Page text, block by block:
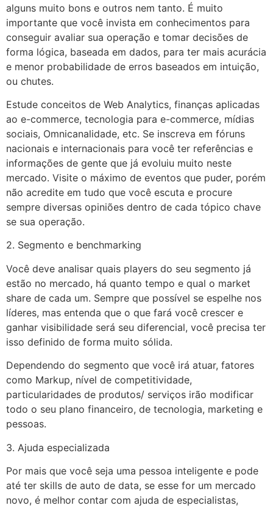
alguns muito bons e outros nem tanto. É muito
importante que você invista em conhecimentos para
conseguir avaliar sua operação e tomar decisões de
forma lógica, baseada em dados, para ter mais acurácia
e menor probabilidade de erros baseados em intuição,
ou chutes.
Estude conceitos de Web Analytics, finanças aplicadas
ao e-commerce, tecnologia para e-commerce, mídias
sociais, Omnicanalidade, etc. Se inscreva em fóruns
nacionais e internacionais para você ter referências e
informações de gente que já evoluiu muito neste
mercado. Visite o máximo de eventos que puder, porém
não acredite em tudo que você escuta e procure
sempre diversas opiniões dentro de cada tópico chave
se sua operação.
2. Segmento e benchmarking
Você deve analisar quais players do seu segmento já
estão no mercado, há quanto tempo e qual o market
share de cada um. Sempre que possível se espelhe nos
líderes, mas entenda que o que fará você crescer e
ganhar visibilidade será seu diferencial, você precisa ter
isso definido de forma muito sólida.
Dependendo do segmento que você irá atuar, fatores
como Markup, nível de competitividade,
particularidades de produtos/ serviços irão modificar
todo o seu plano financeiro, de tecnologia, marketing e
pessoas.
3. Ajuda especializada
Por mais que você seja uma pessoa inteligente e pode
até ter skills de auto de data, se esse for um mercado
novo, é melhor contar com ajuda de especialistas,